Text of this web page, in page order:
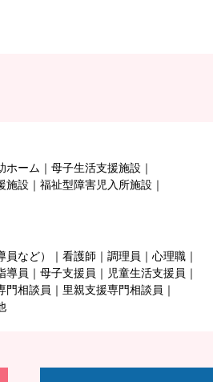
ホーム
母子生活支援施設
施設
福祉型障害児入所施設
など）
看護師 調理員
心理職
導員 母子支援員
児童生活支援員
門相談員
里親支援専門相談員